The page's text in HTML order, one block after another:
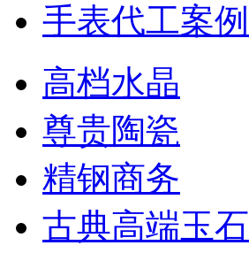
手表代工案例
高档水晶
尊贵陶瓷
精钢商务
古典高端玉石